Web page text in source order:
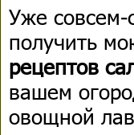
Уже совсем-
получить
рецептов
вашем
овощной